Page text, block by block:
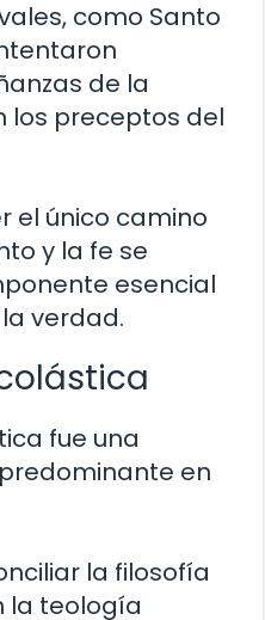
como Santo
de la
los preceptos del
el único camino
y la fe se
esencial
verdad.
fue una
en
la filosofía
la teología